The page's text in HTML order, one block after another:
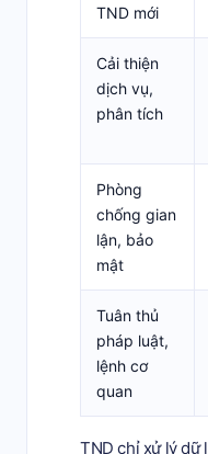
TND mới
Cải thiện
dịch vụ,
phân tích
Phòng
chống gian
lận, bảo
mật
Tuân thủ
pháp luật,
lệnh cơ
quan
TND chỉ xử lý dữ